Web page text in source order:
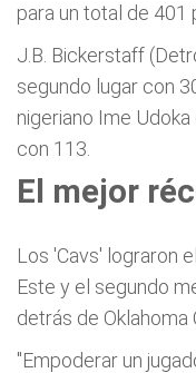
para un total de 401
J.B. Bickerstaff
segundo lugar con
nigeriano Ime
con 113.
El mejor
Los 'Cavs' lograron
Este y el segundo
detrás de Oklahoma
"Empoderar un